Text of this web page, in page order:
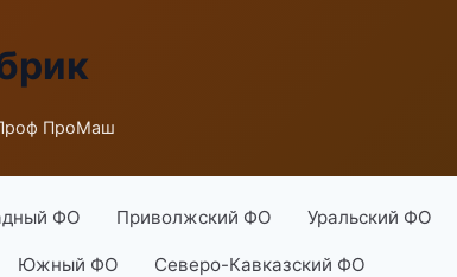
ПроМаш
ФО Приволжский ФО Уральский ФО
Южный ФО Северо-Кавказский ФО